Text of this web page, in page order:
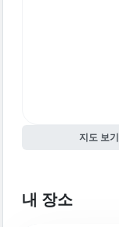
지도 보기
내 장소